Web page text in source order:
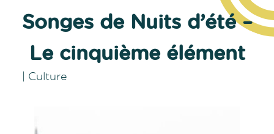
Songes de Nuits d’été –
Le cinquième élément
| Culture